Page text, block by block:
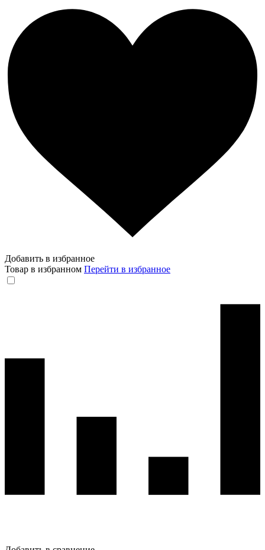
Добавить в избранное
Товар в избранном Перейти в избранное